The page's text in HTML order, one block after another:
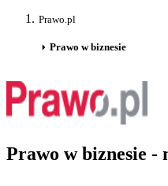
Prawo.pl
Prawo w biznesie
Prawo w biznesie -